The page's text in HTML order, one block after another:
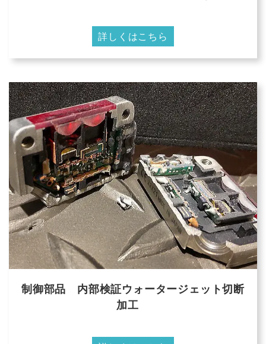
詳しくはこちら
制御部品 内部検証ウォータージェット切断
加工